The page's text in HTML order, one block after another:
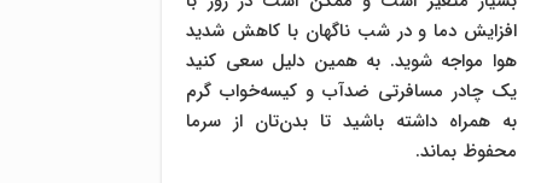
افزایش دما و در شب ناگهان با کاهش شدید
هوا مواجه شوید. به همین دلیل سعی کنید
یک چادر مسافرتی ضدآب و کیسه‌خواب گرم
به همراه داشته باشید تا بدن‌تان از سرما
محفوظ بماند.